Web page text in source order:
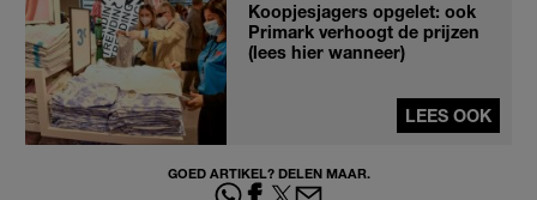
Koopjesjagers opgelet: ook
Primark verhoogt de prijzen
(lees hier wanneer)
LEES OOK
GOED ARTIKEL? DELEN MAAR.